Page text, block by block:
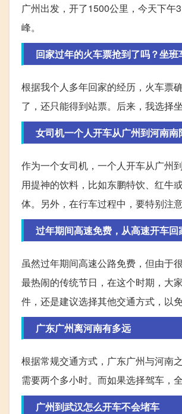
广州出发，开了1500公里，今天下
峰。
回家过年的火车票抢到了吗？坐
根据我个人多年回家的经历，火车票
了，还只能得到站票。后来，我选择
女司机一个人开车从广州到河南
作为一个女司机，一个人开车从广州
用提神的饮料，比如东鹏特饮、红牛
体。另外，在行车过程中，要特别注
过年期间高速免费，从高速开车
虽然过年期间高速公路免费，但由于
最热闹的传统节日，在这个时期，大
件，还是建议选择其他交通方式，以
广东广州离河南有多远
根据常规交通方式，广东广州与河南
需要两个多小时。而如果选择驾车，
广州到武汉怎么开车不会堵车